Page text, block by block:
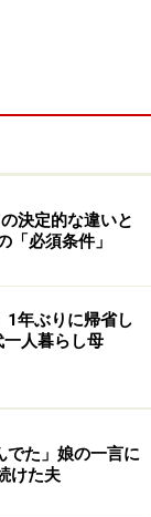
「自分が相手
慰めようとす
見える相手を
くることも。
決定的な違いと
「必須条件」
1年ぶりに帰省し
人暮らし母
でた」娘の一言に
けた夫